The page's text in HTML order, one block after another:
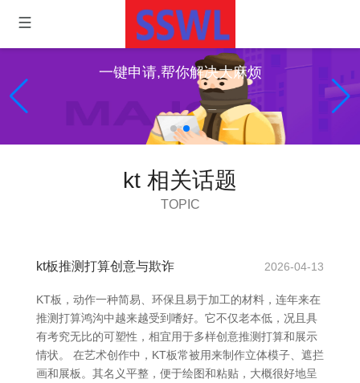
一键申请,帮你解决大麻烦
kt 相关话题
TOPIC
kt板推测打算创意与欺诈 2026-04-13
KT板，动作一种简易、环保且易于加工的材料，连年来在
推测打算鸿沟中越来越受到嗜好。它不仅老本低，况且具
有考究无比的可塑性，相宜用于多样创意推测打算和展示
情状。 在艺术创作中，KT板常被用来制作立体模子、遮拦
画和展板。其名义平整，便于绘图和粘贴，大概很好地呈